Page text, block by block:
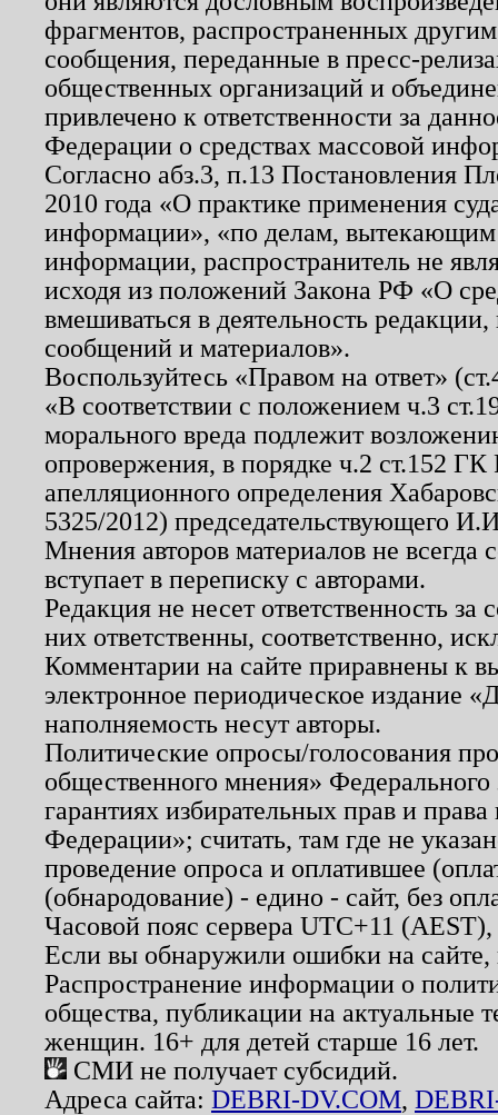
фрагментов, распространенных
сообщения, переданные в пресс-
общественных организаций и
привлечено к ответственности за
Федерации о средствах массовой
Согласно абз.3, п.13 Постановления
2010 года «О практике применения
информации», «по делам, вытекающим
информации, распространитель не
исходя из положений Закона РФ «О
вмешиваться в деятельность
сообщений и материалов».
Воспользуйтесь «Правом на ответ»
«В соответствии с положением ч.3
морального вреда подлежит
опровержения, в порядке ч.2 ст.152
апелляционного определения
5325/2012) председательствующего
Мнения авторов материалов не
вступает в переписку с авторами.
Редакция не несет ответственность
них ответственны, соответственно,
Комментарии на сайте приравнены к
электронное периодическое издание
наполняемость несут авторы.
Политические опросы/голосования
общественного мнения»
гарантиях избирательных прав и
Федерации»; считать, там где не
проведение опроса и оплатившее
(обнародование) - едино - сайт, без
Часовой пояс сервера UTC+11
Если вы обнаружили ошибки на
Распространение информации о
общества, публикации на актуальные
женщин. 16+ для детей старше 16 лет.
СМИ не получает субсидий.
Адреса сайта: DEBRI-DV.COM,